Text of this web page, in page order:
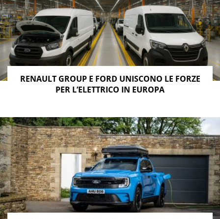
RENAULT GROUP E FORD UNISCONO LE FORZE
PER L’ELETTRICO IN EUROPA